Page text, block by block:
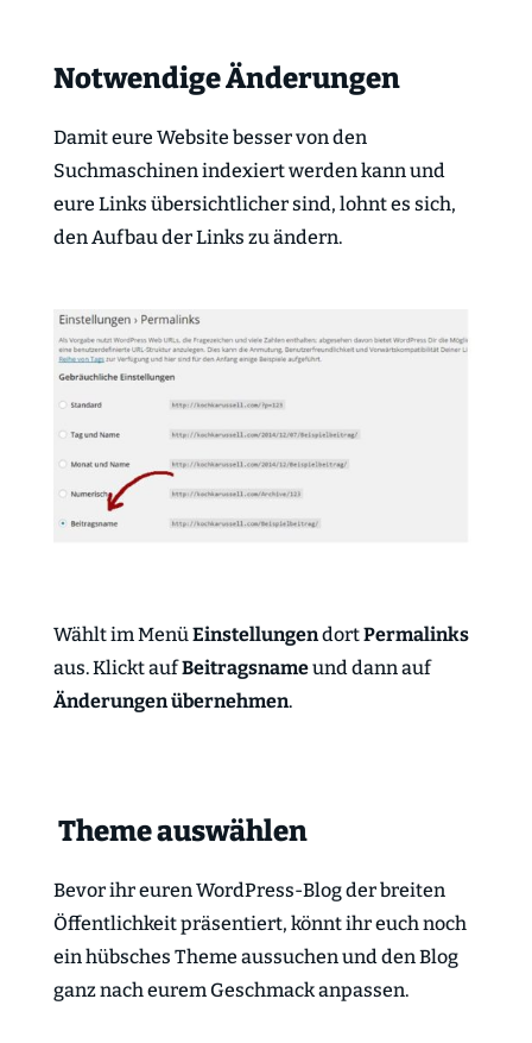
Notwendige Änderungen
Damit eure Website besser von den
Suchmaschinen indexiert werden kann und
eure Links übersichtlicher sind, lohnt es sich,
den Aufbau der Links zu ändern.
Wählt im Menü EinstellungendortPermalinks
aus. Klickt aufBeitragsnameund dann auf
Änderungen übernehmen.
Theme auswählen
Bevor ihr euren WordPress-Blog der breiten
Öffentlichkeit präsentiert, könnt ihr euch noch
ein hübsches Theme aussuchen und den Blog
ganz nach eurem Geschmack anpassen.